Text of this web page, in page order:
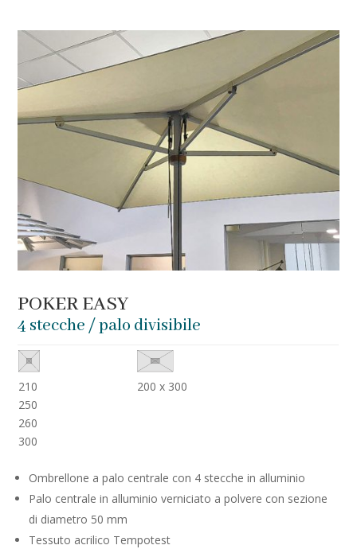
POKER EASY
4 stecche / palo divisibile
210
250
260
300
200 x 300
Ombrellone a palo centrale con 4 stecche in alluminio
Palo centrale in alluminio verniciato a polvere con sezione
di diametro 50 mm
Tessuto acrilico Tempotest